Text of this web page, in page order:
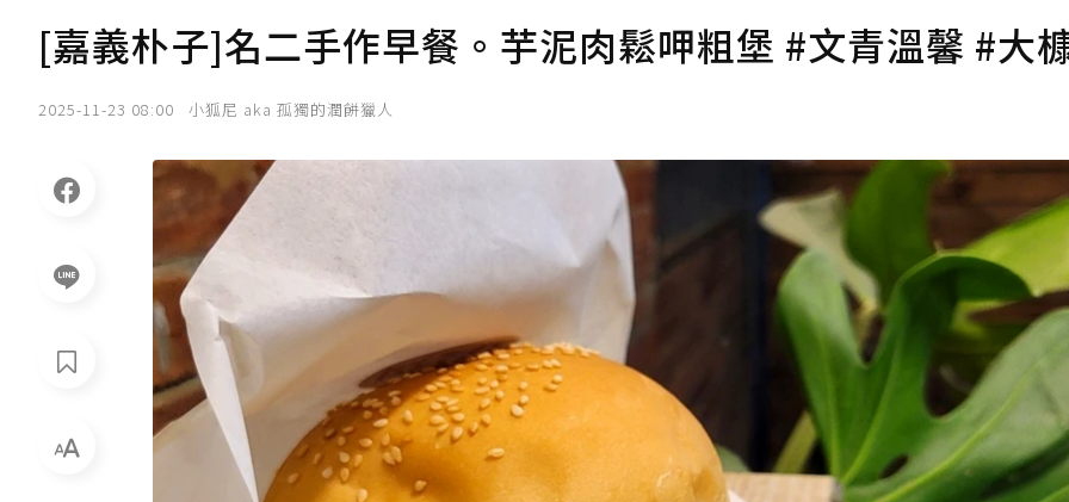
[嘉義朴子]名二手作早餐。芋泥肉鬆呷粗堡 #文青溫馨 #大
2025-11-23 08:00 小狐尼 aka 孤獨的潤餅獵人